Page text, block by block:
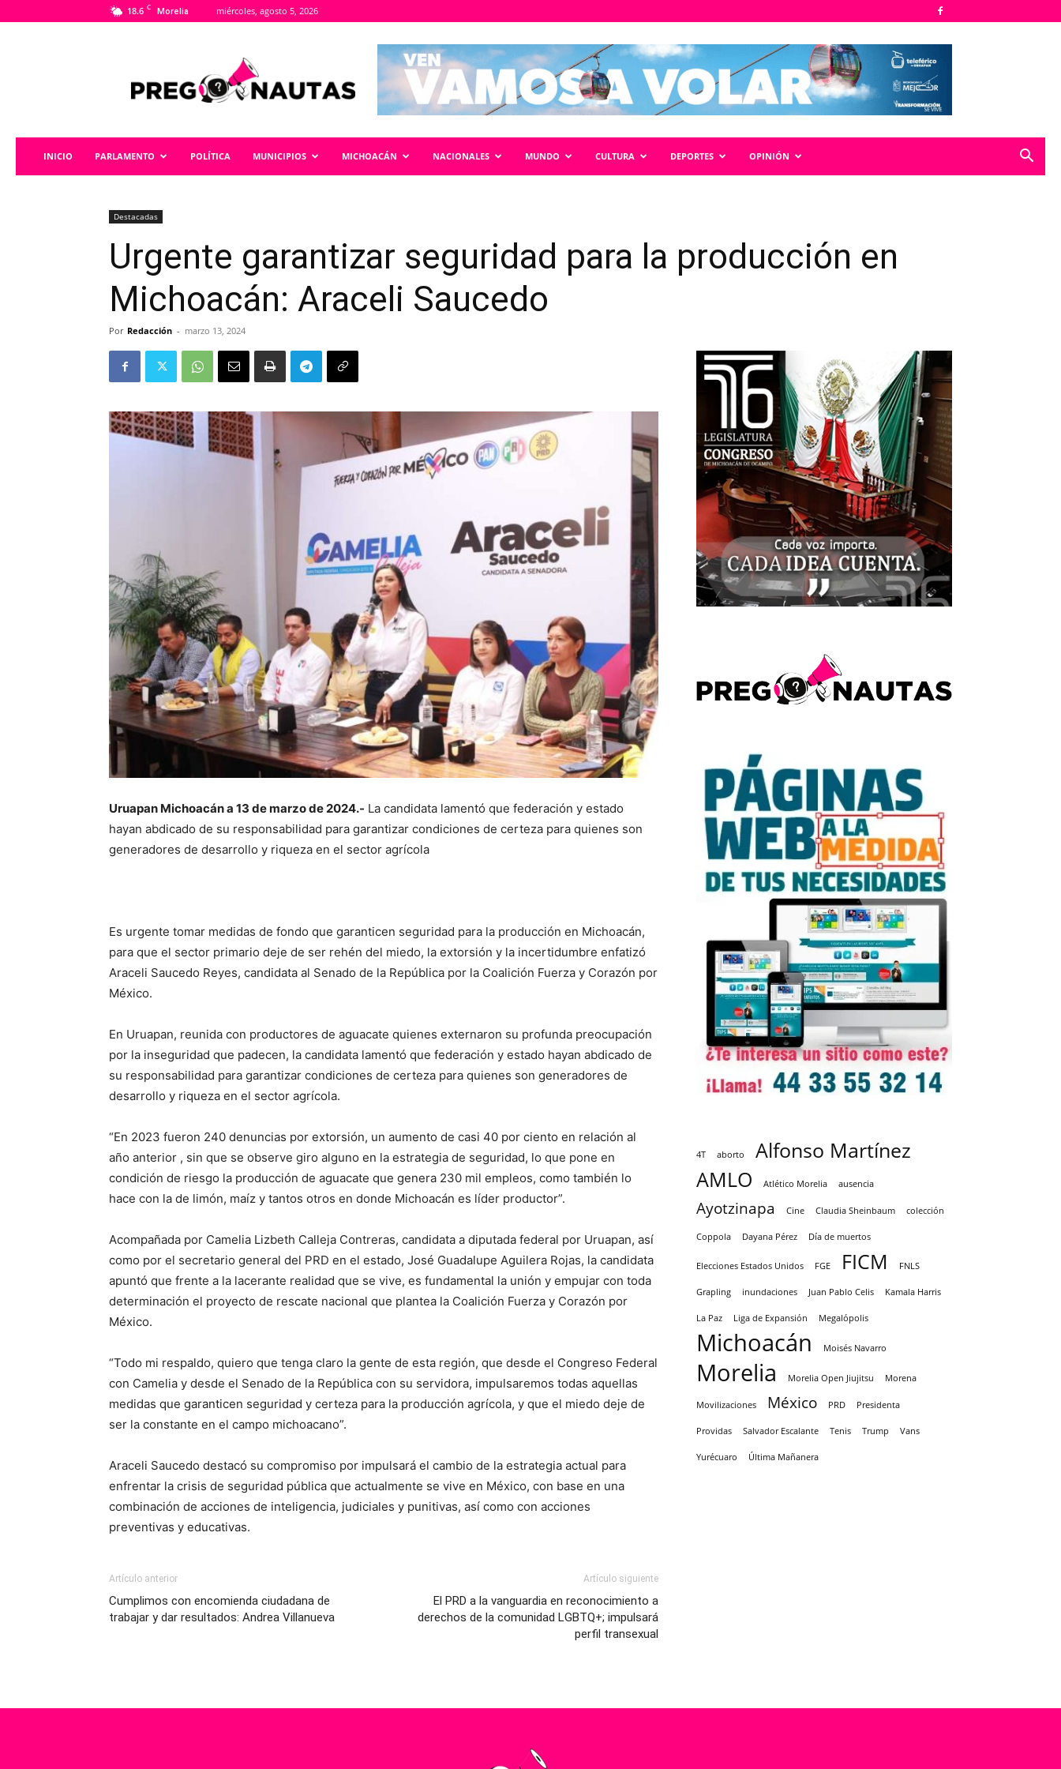
18.6 C Morelia miércoles, agosto 5, 2026
INICIO PARLAMENTO POLÍTICA MUNICIPIOS MICHOACÁN NACIONALES MUNDO CULTURA DEPORTES OPINIÓN
Destacadas
Urgente garantizar seguridad para la producción en
Michoacán: Araceli Saucedo
Por Redacción - marzo 13, 2024
Uruapan Michoacán a 13 de marzo de 2024.- La candidata lamentó que federación y estado
hayan abdicado de su responsabilidad para garantizar condiciones de certeza para quienes son
generadores de desarrollo y riqueza en el sector agrícola
Es urgente tomar medidas de fondo que garanticen seguridad para la producción en Michoacán,
para que el sector primario deje de ser rehén del miedo, la extorsión y la incertidumbre enfatizó
Araceli Saucedo Reyes, candidata al Senado de la República por la Coalición Fuerza y Corazón por
México.
En Uruapan, reunida con productores de aguacate quienes externaron su profunda preocupación
por la inseguridad que padecen, la candidata lamentó que federación y estado hayan abdicado de
su responsabilidad para garantizar condiciones de certeza para quienes son generadores de
desarrollo y riqueza en el sector agrícola.
“En 2023 fueron 240 denuncias por extorsión, un aumento de casi 40 por ciento en relación al
año anterior , sin que se observe giro alguno en la estrategia de seguridad, lo que pone en
condición de riesgo la producción de aguacate que genera 230 mil empleos, como también lo
hace con la de limón, maíz y tantos otros en donde Michoacán es líder productor”.
Acompañada por Camelia Lizbeth Calleja Contreras, candidata a diputada federal por Uruapan, así
como por el secretario general del PRD en el estado, José Guadalupe Aguilera Rojas, la candidata
apuntó que frente a la lacerante realidad que se vive, es fundamental la unión y empujar con toda
determinación el proyecto de rescate nacional que plantea la Coalición Fuerza y Corazón por
México.
“Todo mi respaldo, quiero que tenga claro la gente de esta región, que desde el Congreso Federal
con Camelia y desde el Senado de la República con su servidora, impulsaremos todas aquellas
medidas que garanticen seguridad y certeza para la producción agrícola, y que el miedo deje de
ser la constante en el campo michoacano”.
Araceli Saucedo destacó su compromiso por impulsará el cambio de la estrategia actual para
enfrentar la crisis de seguridad pública que actualmente se vive en México, con base en una
combinación de acciones de inteligencia, judiciales y punitivas, así como con acciones
preventivas y educativas.
Artículo anterior
Cumplimos con encomienda ciudadana de
trabajar y dar resultados: Andrea Villanueva
Artículo siguiente
El PRD a la vanguardia en reconocimiento a
derechos de la comunidad LGBTQ+; impulsará
perfil transexual
4T aborto
Alfonso Martínez
AMLO
Atlético Morelia ausencia
Ayotzinapa Cine Claudia Sheinbaum colección
Coppola Dayana Pérez Día de muertos
Elecciones Estados Unidos FGE FICM FNLS
Grapling inundaciones Juan Pablo Celis Kamala Harris
La Paz Liga de Expansión Megalópolis
Michoacán Moisés Navarro
Morelia Morelia Open Jiujitsu Morena
Movilizaciones México PRD Presidenta
Providas Salvador Escalante Tenis Trump Vans
Yurécuaro Última Mañanera